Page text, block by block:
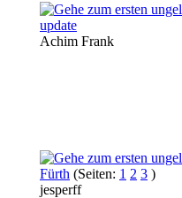
update
Achim Frank
Fürth (Seiten: 1 2 3 )
jesperff